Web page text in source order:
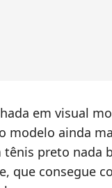
em visual
modelo ainda
preto nada
que consegue